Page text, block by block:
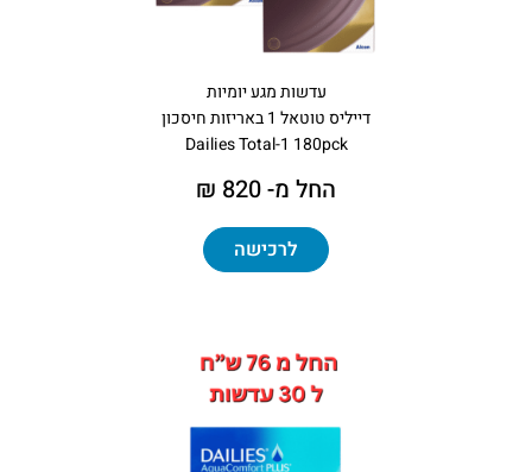
עדשות מגע יומיות
דייליס טוטאל 1 באריזות חיסכון
Dailies Total-1 180pck
החל מ- 820 ₪
לרכישה